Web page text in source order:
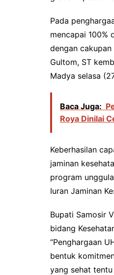
Pada
mencapai 100%
dengan
Gultom, ST
Madya selasa
Baca Juga:
Roya Dinilai
Keberhasilan
jaminan
program
Iuran Jaminan
Bupati Samosir
bidang
“Penghargaan
bentuk
yang sehat